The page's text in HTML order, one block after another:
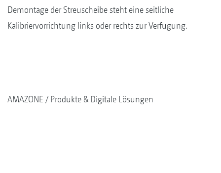
Demontage der Streuscheibe steht eine seitliche
Kalibriervorrichtung links oder rechts zur Verfügung.
AMAZONE Produkte & Digitale Lösungen